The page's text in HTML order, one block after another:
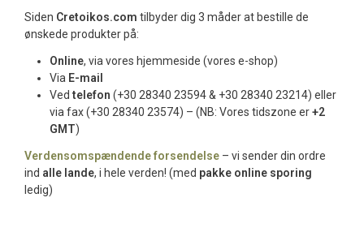
Siden Cretoikos.com tilbyder dig 3 måder at bestille de
ønskede produkter på:
Online, via vores hjemmeside (vores e-shop)
Via E-mail
Vedtelefon (+30 28340 23594 & +30 28340 23214) eller
via fax (+30 28340 23574) – (NB: Vores tidszone er+2
GMT)
Verdensomspændende forsendelse – vi sender din ordre
ind alle lande, i hele verden! (med pakke online sporing
ledig)